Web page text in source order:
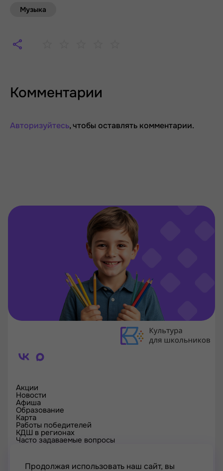
Музыка
Комментарии
Авторизуйтесь, чтобы оставлять комментарии.
Акции
Новости
Афиша
Образование
Карта
Работы победителей
КДШ в регионах
Часто задаваемые вопросы
Проверка сертификата
Контакты
Продолжая использовать наш сайт, вы